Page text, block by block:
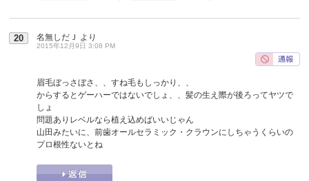
20 名無しだＪ より
2015年12月9日 3:08 PM
眉毛ぼっさぼさ、、すね毛もしっかり、、
からするとゲーハーではないでしょ、、髪の生え際が後ろってヤツで
しょ
問題ありレベルなら植え込めばいいじゃん
山田みたいに、前歯オールセラミック・クラウンにしちゃうくらいの
プロ根性ないとね